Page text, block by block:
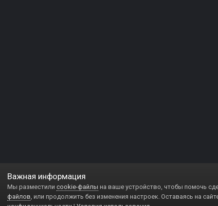
Важная информация
Мы разместили cookie-файлы на ваше устройство, чтобы помочь
файлов, или продолжить без изменения настроек. Оставаясь на